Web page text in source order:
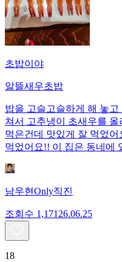
초밥이야
알뜰새우초밥
밥을 고슬고슬하게 해 놓
쳐서 고추냉이 초새우를
먹은건데 맛있게 잘 먹었
먹었어요!! 이 집은 동네에
남우현Only직진
조회수 1,171 26.06.25
18